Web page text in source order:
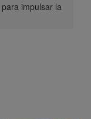
impulsar la